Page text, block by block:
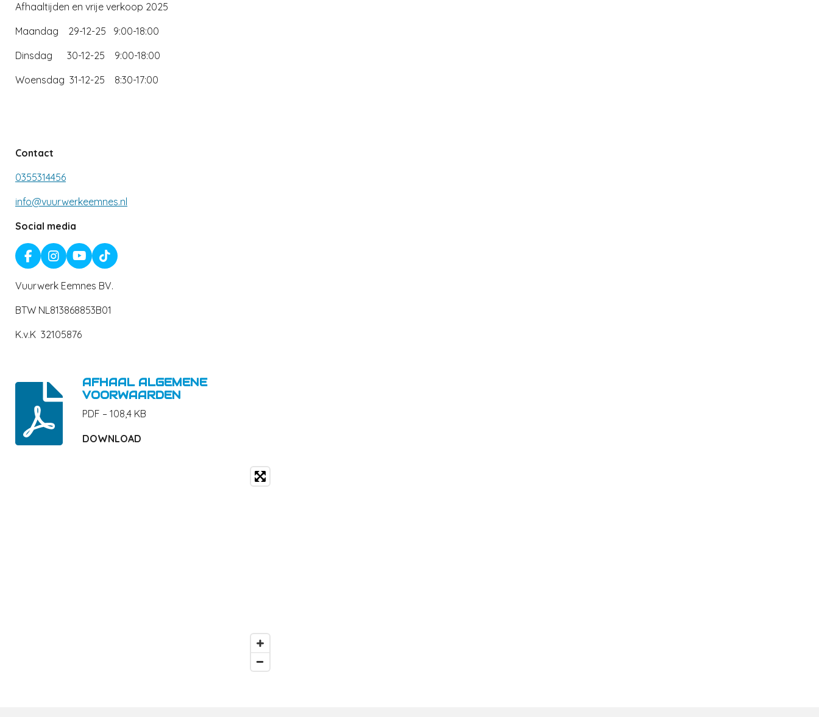
Afhaaltijden en vrije verkoop 2025
Maandag 29-12-25 9:00-18:00
Dinsdag 30-12-25 9:00-18:00
Woensdag 31-12-25 8:30-17:00
Contact
0355314456
info@vuurwerkeemnes.nl
Social media
F
A
C
B
O
K
I
N
S
A
R
A
Y
O
U
U
E
T
I
K
O
Vuurwerk Eemnes BV.
BTW NL813868853B01
K.v.K 32105876
AFHAAL ALGEMENE
VOORWAARDEN
PDF – 108,4 KB
DOWNLOAD